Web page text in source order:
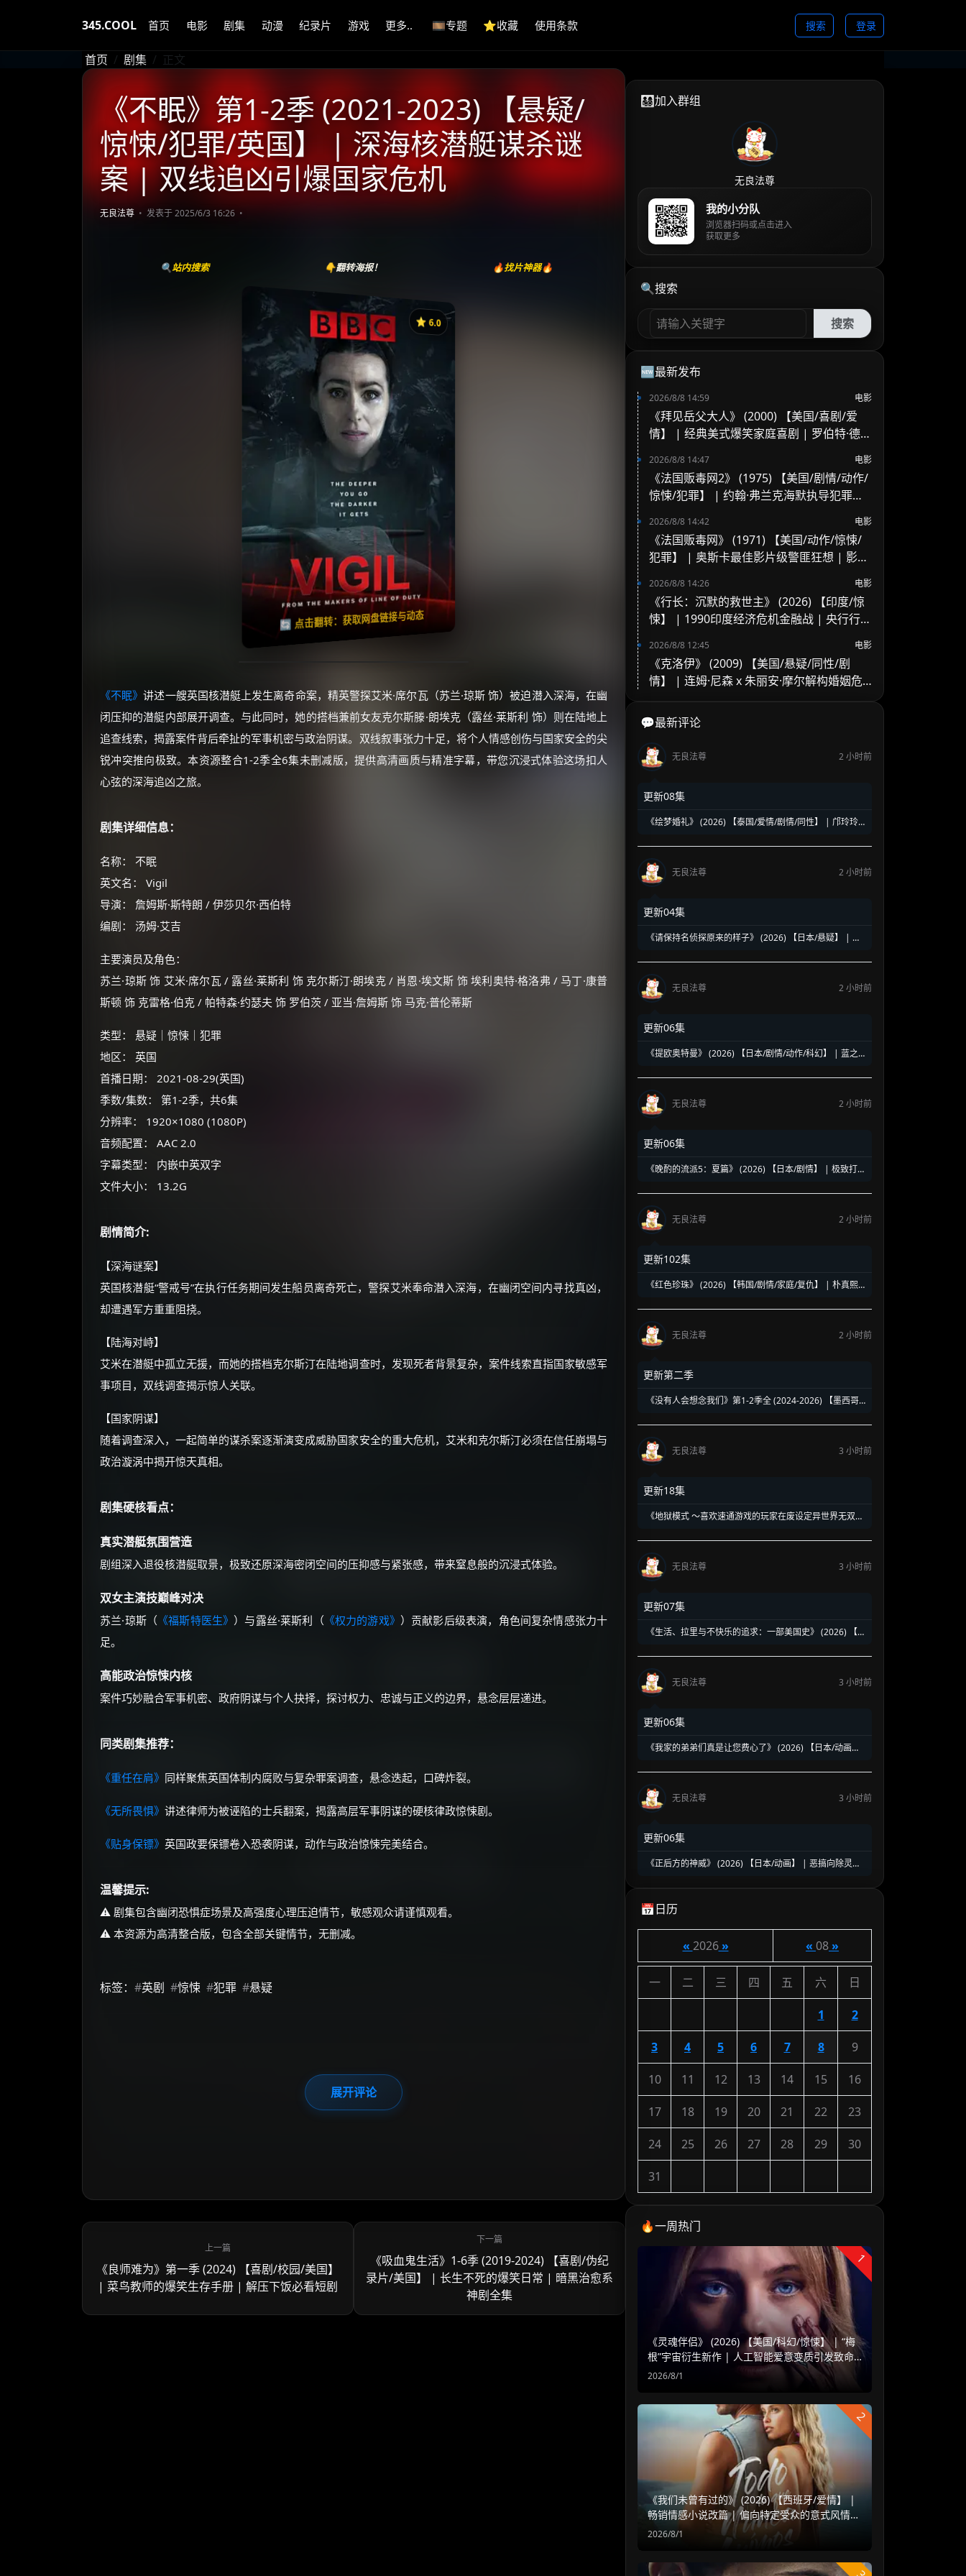
345.COOL 首页 电影 剧集 动漫 纪录片 游戏 更多.. 🎞️专题 ⭐️收藏 使用条款 搜索 登录
首页 剧集 正文
《不眠》第1-2季 (2021-2023) 【悬疑/
惊悚/犯罪/英国】 | 深海核潜艇谋杀谜
案 | 双线追凶引爆国家危机
无良法尊 发表于 2025/6/3 16:26
🔍站内搜索 👇翻转海报！ 🔥找片神器🔥
⭐️ 6.0
🔄 点击翻转：获取网盘链接与动态
《不眠》
⭐
收藏
⭐️ 评分：6.0 | 🎬 2011年
✅ 已完结
夸克网盘
失效请反馈
🧧️
天天领红包
《不眠》讲述一艘英国核潜艇上发生离奇命案，精英警探艾米·席尔瓦（苏兰·琼斯 饰）被迫潜入深海，在幽
闭压抑的潜艇内部展开调查。与此同时，她的搭档兼前女友克尔斯滕·朗埃克（露丝·莱斯利 饰）则在陆地上
追查线索，揭露案件背后牵扯的军事机密与政治阴谋。双线叙事张力十足，将个人情感创伤与国家安全的尖
锐冲突推向极致。本资源整合1-2季全6集未删减版，提供高清画质与精准字幕，带您沉浸式体验这场扣人
心弦的深海追凶之旅。
剧集详细信息：
名称： 不眠
英文名： Vigil
导演： 詹姆斯·斯特朗 / 伊莎贝尔·西伯特
编剧： 汤姆·艾吉
主要演员及角色：
苏兰·琼斯 饰 艾米·席尔瓦 / 露丝·莱斯利 饰 克尔斯汀·朗埃克 / 肖恩·埃文斯 饰 埃利奥特·格洛弗 / 马丁·康普
斯顿 饰 克雷格·伯克 / 帕特森·约瑟夫 饰 罗伯茨 / 亚当·詹姆斯 饰 马克·普伦蒂斯
类型： 悬疑｜惊悚｜犯罪
地区： 英国
首播日期： 2021-08-29(英国)
季数/集数： 第1-2季，共6集
分辨率： 1920×1080 (1080P)
音频配置： AAC 2.0
字幕类型： 内嵌中英双字
文件大小： 13.2G
剧情简介:
【深海谜案】
英国核潜艇“警戒号”在执行任务期间发生船员离奇死亡，警探艾米奉命潜入深海，在幽闭空间内寻找真凶，
却遭遇军方重重阻挠。
【陆海对峙】
艾米在潜艇中孤立无援，而她的搭档克尔斯汀在陆地调查时，发现死者背景复杂，案件线索直指国家敏感军
事项目，双线调查揭示惊人关联。
【国家阴谋】
随着调查深入，一起简单的谋杀案逐渐演变成威胁国家安全的重大危机，艾米和克尔斯汀必须在信任崩塌与
政治漩涡中揭开惊天真相。
剧集硬核看点：
真实潜艇氛围营造
剧组深入退役核潜艇取景，极致还原深海密闭空间的压抑感与紧张感，带来窒息般的沉浸式体验。
双女主演技巅峰对决
苏兰·琼斯（ 《福斯特医生》 ）与露丝·莱斯利（ 《权力的游戏》 ）贡献影后级表演，角色间复杂情感张力十
足。
高能政治惊悚内核
案件巧妙融合军事机密、政府阴谋与个人抉择，探讨权力、忠诚与正义的边界，悬念层层递进。
同类剧集推荐：
《重任在肩》 同样聚焦英国体制内腐败与复杂罪案调查，悬念迭起，口碑炸裂。
《无所畏惧》 讲述律师为被诬陷的士兵翻案，揭露高层军事阴谋的硬核律政惊悚剧。
《贴身保镖》 英国政要保镖卷入恐袭阴谋，动作与政治惊悚完美结合。
温馨提示:
⚠️ 剧集包含幽闭恐惧症场景及高强度心理压迫情节，敏感观众请谨慎观看。
⚠️ 本资源为高清整合版，包含全部关键情节，无删减。
标签： #英剧 #惊悚 #犯罪 #悬疑
展开评论
《良师难为》第一季 (2024) 【喜剧/校园/美国】
| 菜鸟教师的爆笑生存手册 | 解压下饭必看短剧
《吸血鬼生活》1-6季 (2019-2024) 【喜剧/伪纪
录片/美国】 | 长生不死的爆笑日常 | 暗黑治愈系
神剧全集
👨‍👩‍👧‍👦加入群组
无良法尊
我的小分队
浏览器扫码或点击进入
获取更多
🔍搜索
搜索
🆕最新发布
2026/8/8 14:59 电影
《拜见岳父大人》 (2000) 【美国/喜剧/爱
情】 | 经典美式爆笑家庭喜剧 | 罗伯特·德尼
2026/8/8 14:47 电影
《法国贩毒网2》 (1975) 【美国/剧情/动作/
惊悚/犯罪】 | 约翰·弗兰克海默执导犯罪续
2026/8/8 14:42 电影
《法国贩毒网》 (1971) 【美国/动作/惊悚/
犯罪】 | 奥斯卡最佳影片级警匪狂想 | 影史
2026/8/8 14:26 电影
《行长：沉默的救世主》 (2026) 【印度/惊
悚】 | 1990印度经济危机金融战 | 央行行长
2026/8/8 12:45 电影
《克洛伊》 (2009) 【美国/悬疑/同性/剧
情】 | 连姆·尼森 x 朱丽安·摩尔解构婚姻危
💬最新评论
无良法尊 2 小时前
更新08集
《绘梦婚礼》 (2026) 【泰国/爱情/剧情/同性】 | 邝玲玲
无良法尊 2 小时前
更新04集
《请保持名侦探原来的样子》 (2026) 【日本/悬疑】 | 幻
无良法尊 2 小时前
更新06集
《提欧奥特曼》 (2026) 【日本/剧情/动作/科幻】 | 蓝之
无良法尊 2 小时前
更新06集
《晚酌的流派5：夏篇》 (2026) 【日本/剧情】 | 极致打工
无良法尊 2 小时前
更新102集
《红色珍珠》 (2026) 【韩国/剧情/家庭/复仇】 | 朴真熙
无良法尊 2 小时前
更新第二季
《没有人会想念我们》第1-2季全 (2024-2026) 【墨西哥/
下校园经营法则
无良法尊
3 小时前
更新18集
《地狱模式 ～喜欢速通游戏的玩家在废设定异世界无双
核废人玩家的受死流异世界无双 | 骨灰级高玩必看的硬核
转生神作
无良法尊
3 小时前
更新07集
《生活、拉里与不快乐的追求：一部美国史》 (2026) 【美
制热情》荒诞来袭
无良法尊
3 小时前
更新06集
《我家的弟弟们真是让您费心了》 (2026) 【日本/动画】
治愈乙女番
无良法尊
3 小时前
更新06集
《正后方的神威》 (2026) 【日本/动画】 | 恶搞向除灵搞
📅日历
« 2026» « 08»
一 二 三 四 五 六 日
1 2
3 4 5 6 7 8 9
10 11 12 13 14 15 16
17 18 19 20 21 22 23
24 25 26 27 28 29 30
31
🔥一周热门
1
《灵魂伴侣》 (2026) 【美国/科幻/惊悚】 | “梅
根”宇宙衍生新作 | 人工智能爱意变质引发致命
危机
2026/8/1
2
《我们未曾有过的》 (2026) 【西班牙/爱情】 |
畅销情感小说改篇 | 偏向特定受众的意式风情治
愈爱情片
2026/8/1
☕
还有支付宝现金红包、外卖红包、
⚡ 前往【大淘客】领红包